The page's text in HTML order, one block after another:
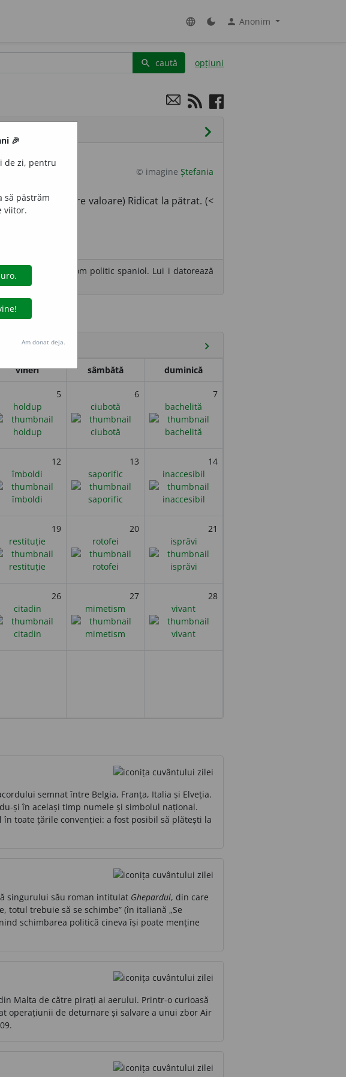
language dark_mode person Anonim
search caută opțiuni
chevron_right
© imagine Ștefania
♦ (Despre valoare) Ridicat la pătrat. (<
economist și om politic spaniol. Lui i datorează
chevron_right
vineri sâmbătă duminică
5
holdup
6
ciubotă
7
bachelită
12
îmboldi
13
saporific
14
inaccesibil
19
restituție
20
rotofei
21
isprăvi
26
citadin
27
mimetism
28
vivant
semnat între Belgia, Franța, Italia și Elveția.
și în același timp numele și simbolul național.
toate țările convenției: a fost posibil să plătești la
singurului său roman intitulat Ghepardul, din care
totul trebuie să se schimbe” (în italiană „Se
schimbarea politică cineva își poate menține
Malta de către pirați ai aerului. Printr-o curioasă
operațiunii de deturnare și salvare a unui zbor Air
🎉
de zi, pentru
să păstrăm
viitor.
Am donat deja.